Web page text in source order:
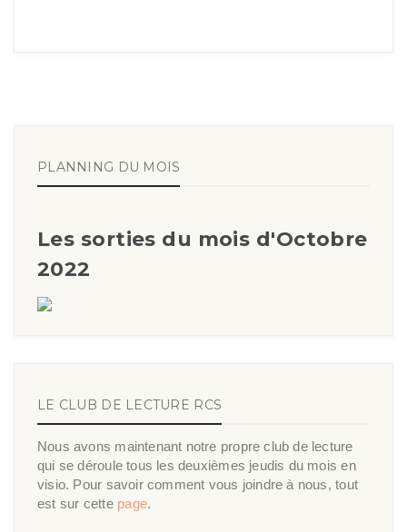
PLANNING DU MOIS
Les sorties du mois d'Octobre
2022
LE CLUB DE LECTURE RCS
Nous avons maintenant notre propre club de lecture
qui se déroule tous les deuxièmes jeudis du mois en
visio. Pour savoir comment vous joindre à nous, tout
est sur cette page.